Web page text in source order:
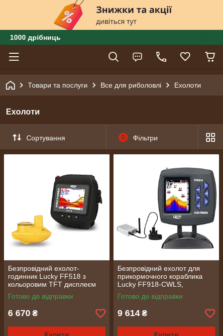
1000 дрібниць
Товари та послуги Все для риболовлі Ехолоти
Ехолоти
Сортування 0 Фільтри
Безпровідний ехолот-
годинник Lucky FF518 з
кольоровим TFT дисплеєм
1.77", глибина до 45 м (395)
Готово до відправки
6 670 ₴
Безпровідний ехолот для
прикормочного кораблика
Lucky FF918-CWLS,
кольоровий дисплей 3.5",
глибина до 100 м, дальність
Готово до відправки
9 614 ₴